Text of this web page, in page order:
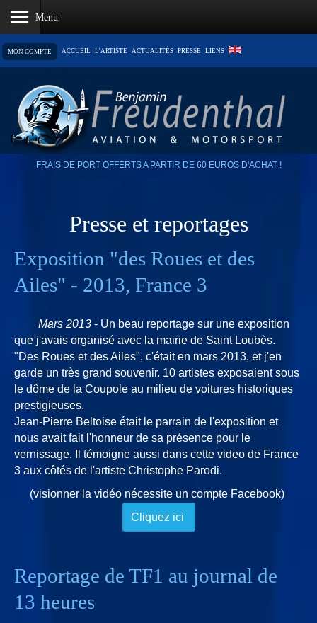
MON COMPTE ACCUEIL L'ARTISTE ACTUALITÉS PRESSE LIENS
FRAIS DE PORT OFFERTS A PARTIR DE 60 EUROS D'ACHAT !
Presse et reportages
Exposition "des Roues et des
Ailes" - 2013, France 3
Mars 2013 - Un beau reportage sur une exposition
que j'avais organisé avec la mairie de Saint Loubès.
"Des Roues et des Ailes", c'était en mars 2013, et j'en
garde un très grand souvenir. 10 artistes exposaient sous
le dôme de la Coupole au milieu de voitures historiques
prestigieuses.
Jean-Pierre Beltoise était le parrain de l'exposition et
nous avait fait l'honneur de sa présence pour le
vernissage. Il témoigne aussi dans cette video de France
3 aux côtés de l'artiste Christophe Parodi.
(visionner la vidéo nécessite un compte Facebook)
Cliquez ici
Reportage de TF1 au journal de
13 heures